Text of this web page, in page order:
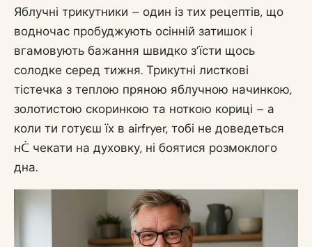
Яблучні трикутники – один із тих рецептів, що
водночас пробуджують осінній затишок і
вгамовують бажання швидко з’їсти щось
солодке серед тижня. Трикутні листкові
тістечка з теплою пряною яблучною начинкою,
золотистою скоринкою та ноткою кориці – а
коли ти готуєш їх в airfryer, тобі не доведеться
нᑖ чекати на духовку, ні боятися розмоклого
дна.